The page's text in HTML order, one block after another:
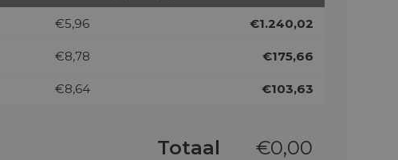
€5,96 €1.240,02
€8,78 €175,66
€8,64 €103,63
Totaal €0,00